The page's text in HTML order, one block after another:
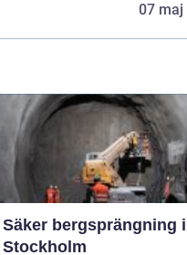
07 maj
Säker bergsprängning i
Stockholm